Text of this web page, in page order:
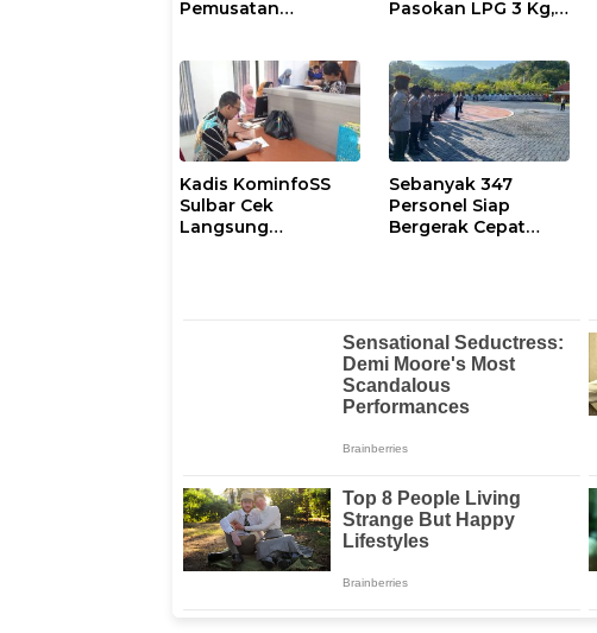
Pemusatan
Pasokan LPG 3 Kg,
Berlangsung
Kondusif
Kadis KominfoSS
Sulbar Cek
Langsung
Sebanyak 347
Personel Siap
Bergerak Cepat